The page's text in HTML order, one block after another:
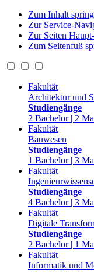
Zum Inhalt
Zur Service-
Zur Seiten
Zum Seitenfuß
Fakultät
Architektur und
Studiengänge
2 Bachelor | 2
Fakultät
Bauwesen
Studiengänge
1 Bachelor | 3
Fakultät
Studiengänge
4 Bachelor | 3
Fakultät
Digitale
Studiengänge
2 Bachelor | 1
Fakultät
Informatik und